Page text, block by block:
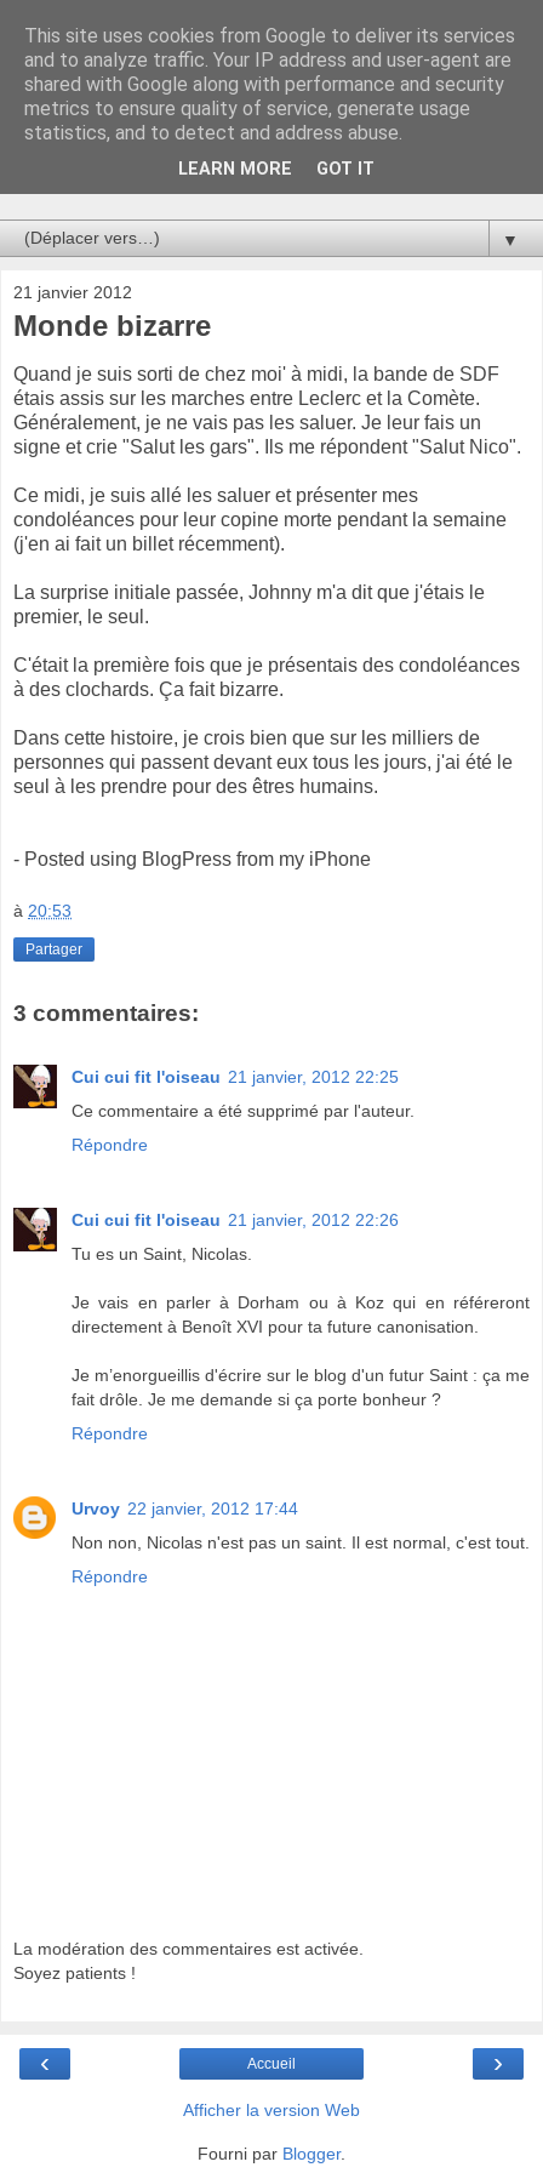
Au bistro !
La connerie étant le seul chemin susceptible de nous faire
entrevoir une parcelle de vérité, utilisons la par des moyens
de communication efficaces. Le temps qu'on remplisse nos
▼
21 janvier 2012
Monde bizarre
Quand je suis sorti de chez moi' à midi, la bande de SDF
étais assis sur les marches entre Leclerc et la Comète.
Généralement, je ne vais pas les saluer. Je leur fais un
signe et crie "Salut les gars". Ils me répondent "Salut Nico".
Ce midi, je suis allé les saluer et présenter mes
condoléances pour leur copine morte pendant la semaine
(j'en ai fait un billet récemment).
La surprise initiale passée, Johnny m'a dit que j'étais le
premier, le seul.
C'était la première fois que je présentais des condoléances
à des clochards. Ça fait bizarre.
Dans cette histoire, je crois bien que sur les milliers de
personnes qui passent devant eux tous les jours, j'ai été le
seul à les prendre pour des êtres humains.
- Posted using BlogPress from my iPhone
à 20:53
Partager
3 commentaires:
Cui cui fit l'oiseau 21 janvier, 2012 22:25
Ce commentaire a été supprimé par l'auteur.
Répondre
Cui cui fit l'oiseau 21 janvier, 2012 22:26
Tu es un Saint, Nicolas.
Je vais en parler à Dorham ou à Koz qui en référeront
directement à Benoît XVI pour ta future canonisation.
Je m’enorgueillis d'écrire sur le blog d'un futur Saint : ça me
fait drôle. Je me demande si ça porte bonheur ?
Répondre
Urvoy 22 janvier, 2012 17:44
Non non, Nicolas n'est pas un saint. Il est normal, c'est tout.
Répondre
La modération des commentaires est activée.
Soyez patients !
‹ ›
Accueil
Afficher la version Web
Fourni par Blogger.
This site uses cookies from Google to deliver its services
and to analyze traffic. Your IP address and user-agent are
shared with Google along with performance and security
metrics to ensure quality of service, generate usage
statistics, and to detect and address abuse.
LEARN MORE GOT IT